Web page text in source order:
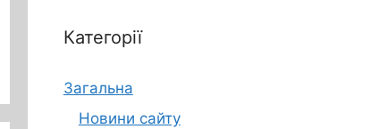
Категорії
Загальна
Новини сайту